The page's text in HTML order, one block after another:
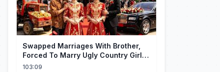
Swapped Marriages With Brother,
Forced To Marry Ugly Country Girl—
He's A Gorgeous Billionaire CEO!
103:09